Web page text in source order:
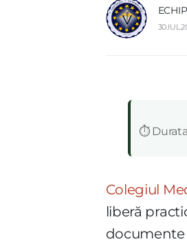
⏱️
Colegiul
liberă
documente